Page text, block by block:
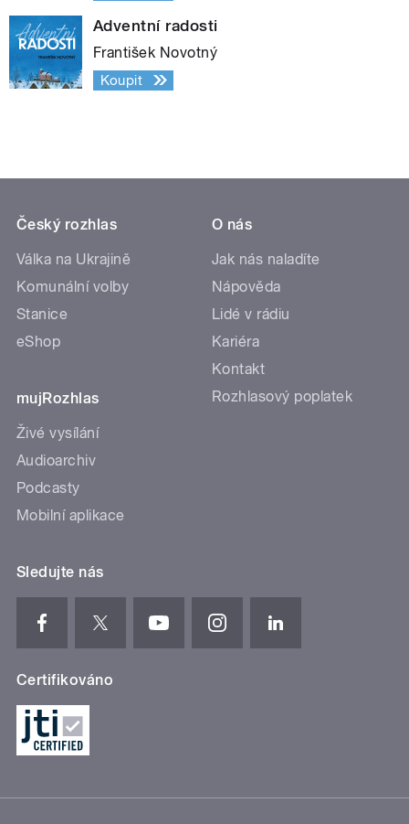
Adventní radosti
František Novotný
Koupit
Český rozhlas
Válka na Ukrajině
Komunální volby
Stanice
eShop
mujRozhlas
Živé vysílání
Audioarchiv
Podcasty
Mobilní aplikace
O nás
Jak nás naladíte
Nápověda
Lidé v rádiu
Kariéra
Kontakt
Rozhlasový poplatek
Sledujte nás
Certifikováno